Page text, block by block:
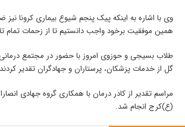
وی با اشاره به اینکه پیک پنجم شیوع بیماری کرونا
همین موفقیت برخود واجب دانستیم تا از زحمات تمام
گل از خدمات پزشکان، پرستاران و جهادگران تقدیر
(ع)‌کرج انجام شد.